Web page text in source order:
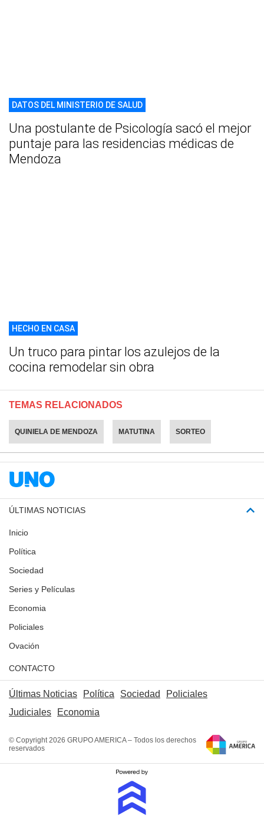
DATOS DEL MINISTERIO DE SALUD
Una postulante de Psicología sacó el mejor
puntaje para las residencias médicas de
Mendoza
HECHO EN CASA
Un truco para pintar los azulejos de la
cocina remodelar sin obra
TEMAS RELACIONADOS
QUINIELA DE MENDOZA MATUTINA SORTEO
ÚLTIMAS NOTICIAS
Inicio
Política
Sociedad
Series y Películas
Economia
Policiales
Ovación
CONTACTO
Últimas Noticias Política Sociedad
Policiales
Judiciales
Economia
© Copyright 2026 GRUPO AMERICA – Todos los derechos
reservados